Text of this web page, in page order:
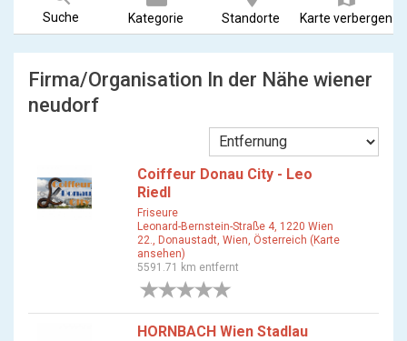
Suche Kategorie Standorte Karte verbergen
Firma/Organisation In der Nähe wiener
neudorf
Coiffeur Donau City - Leo
Riedl
Friseure
Leonard-Bernstein-Straße 4, 1220 Wien
22., Donaustadt, Wien, Österreich (Karte
ansehen)
5591.71 km entfernt
HORNBACH Wien Stadlau